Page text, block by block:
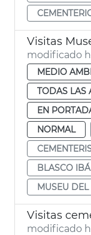
Visitas
modificado
MEDIO
TODAS LAS
EN
NORMAL
BLASCO
MUSEU DEL
modificado